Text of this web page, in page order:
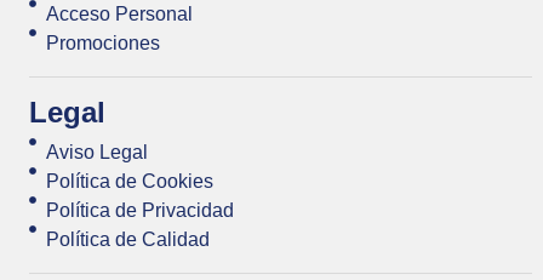
Acceso Personal
Promociones
Legal
Aviso Legal
Política de Cookies
Política de Privacidad
Política de Calidad